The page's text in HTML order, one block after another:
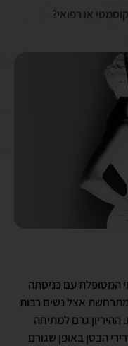
או רפואי?
המטופלת עם כניסתה
אצל נשים רבות
גרם למתיחה
הבטן באופן שגורם